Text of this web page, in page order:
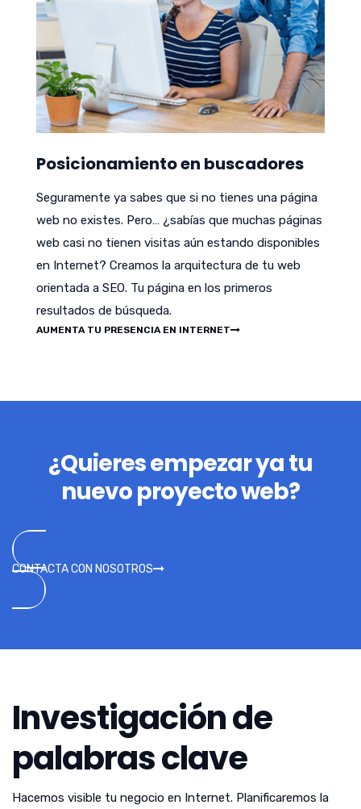
Posicionamiento en buscadores
Seguramente ya sabes que si no tienes una página
web no existes. Pero… ¿sabías que muchas páginas
web casi no tienen visitas aún estando disponibles
en Internet? Creamos la arquitectura de tu web
orientada a SEO. Tu página en los primeros
resultados de búsqueda.
AUMENTA TU PRESENCIA EN INTERNET
¿Quieres empezar ya tu
nuevo proyecto web?
CONTACTA CON NOSOTROS
Investigación de
palabras clave
Hacemos visible tu negocio en Internet. Planificaremos la